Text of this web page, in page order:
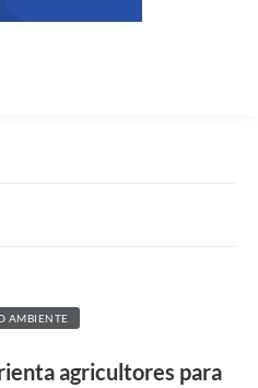
AMBIENTE
agricultores para